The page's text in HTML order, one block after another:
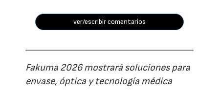
ver/escribir comentarios
Fakuma 2026 mostrará soluciones para
envase, óptica y tecnología médica